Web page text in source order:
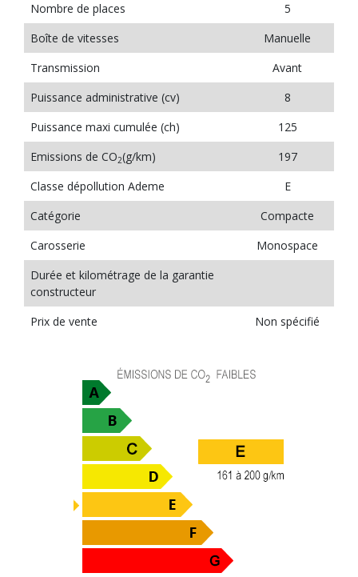
Nombre de places
5
Boîte de vitesses
Manuelle
Transmission
Avant
Puissance administrative (cv)
8
Puissance maxi cumulée (ch)
125
Emissions de CO2(g/km)
197
Classe dépollution Ademe
E
Catégorie
Compacte
Carosserie
Monospace
Durée et kilométrage de la garantie
constructeur
Prix de vente
Non spécifié